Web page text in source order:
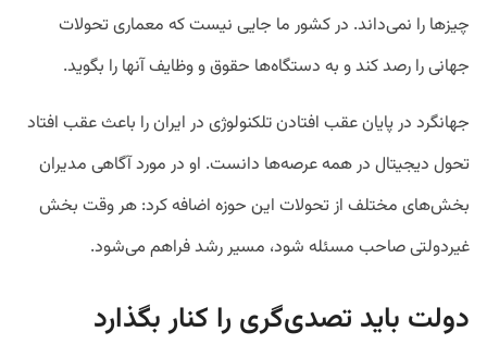
چیزها را نمی‌داند. در کشور ما جایی نیست که معماری تحولات
جهانی را رصد کند و به دستگاه‌ها حقوق و وظایف آنها را بگوید.
جهانگرد در پایان عقب افتادن تلکنولوژی در ایران را باعث عقب افتاد
تحول دیجیتال در همه عرصه‌ها دانست. او در مورد آگاهی مدیران
بخش‌های مختلف از تحولات این حوزه اضافه کرد: هر وقت بخش
غیردولتی صاحب مسئله شود، مسیر رشد فراهم می‌شود.
دولت باید تصدی‌گری را کنار بگذارد